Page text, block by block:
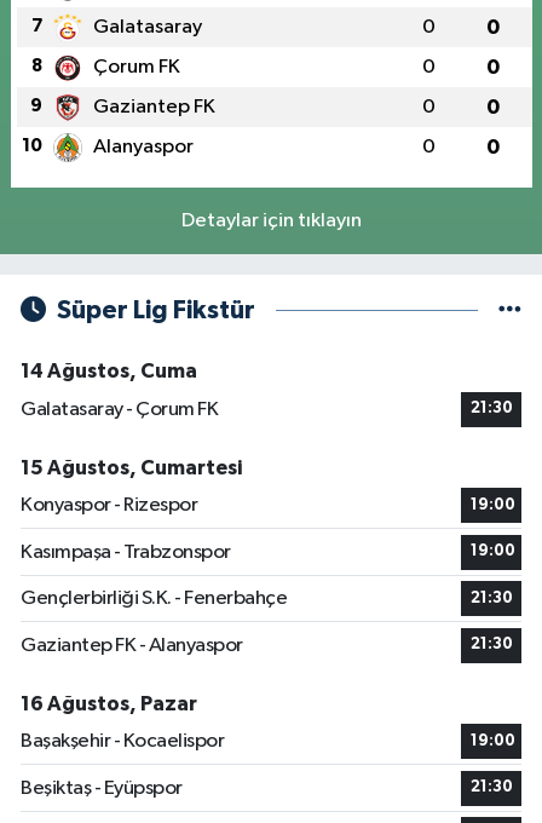
7 Galatasaray 0 0
8 Çorum FK 0 0
9 Gaziantep FK 0 0
10 Alanyaspor 0 0
Detaylar için tıklayın
Süper Lig Fikstür
14 Ağustos, Cuma
Galatasaray - Çorum FK
21:30
15 Ağustos, Cumartesi
Konyaspor - Rizespor
19:00
Kasımpaşa - Trabzonspor 19:00
Gençlerbirliği S.K. - Fenerbahçe 21:30
Gaziantep FK - Alanyaspor 21:30
16 Ağustos, Pazar
Başakşehir - Kocaelispor
19:00
Beşiktaş - Eyüpspor 21:30